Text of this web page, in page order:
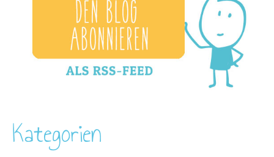
Kategorien